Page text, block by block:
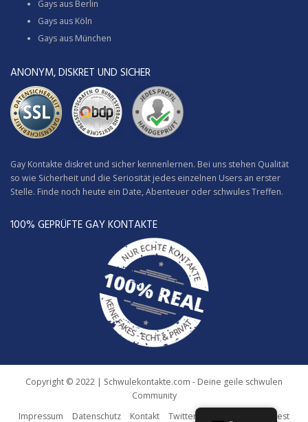
Gays aus Berlin
Gays aus Köln
Gays aus München
ANONYM, DISKRET UND SICHER
Gay Kontakte diskret und sicher kennenlernen. Bei uns stehen Qualität
so wie Sicherheit und die Seriosität jedes einzelnen Users an erster
Stelle. Finde noch heute ein Date, Abenteuer oder schwules Treffen.
100% GEPRÜFTE GAY KONTAKTE
Copyright © 2022 | Schwulekontakte.com - Deine geile schwulen
Community
Impressum
Datenschutz Kontakt Twitter Pinterest